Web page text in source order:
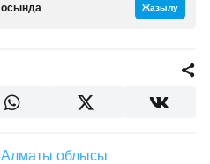
Жазылу
#Алматы облысы